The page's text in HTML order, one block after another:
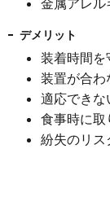
金属アレル
デメリット
装着時間を
装置が合わ
適応できな
食事時に取
紛失のリス